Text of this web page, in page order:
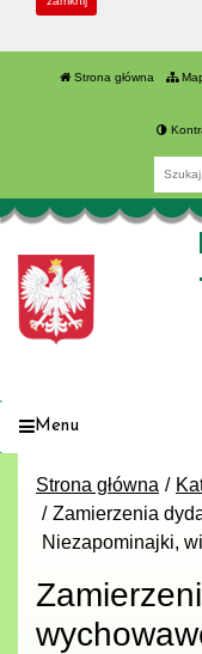
Strona główna
Menu
Strona główna
Zamierzenia
Niezapominajki,